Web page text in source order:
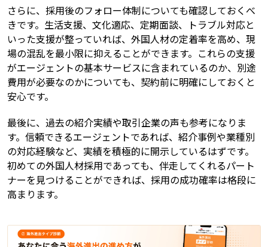
さらに、採用後のフォロー体制についても確認しておくべ
きです。生活支援、文化適応、定期面談、トラブル対応と
いった支援が整っていれば、外国人材の定着率を高め、現
場の混乱を最小限に抑えることができます。これらの支援
がエージェントの基本サービスに含まれているのか、別途
費用が必要なのかについても、契約前に明確にしておくと
安心です。
最後に、過去の紹介実績や取引企業の声も参考になりま
す。信頼できるエージェントであれば、紹介事例や業種別
の対応経験など、実績を積極的に開示しているはずです。
初めての外国人材採用であっても、伴走してくれるパート
ナーを見つけることができれば、採用の成功確率は格段に
高まります。